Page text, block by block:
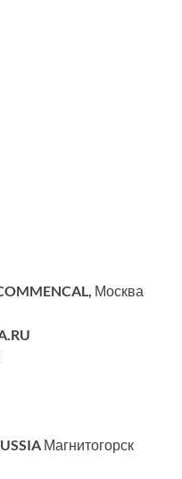
Москва
Магнитогорск